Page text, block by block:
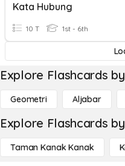
Kata Hubung
10 T 1st - 6th
Explore Flashcards
Geometri Aljabar
Explore Flashcards
Taman Kanak Kanak